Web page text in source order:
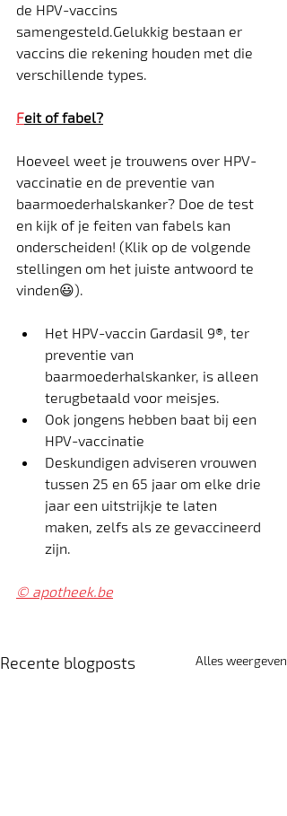
de HPV-vaccins
samengesteld.Gelukkig bestaan er
vaccins die rekening houden met die
verschillende types.
Feit of fabel?
Hoeveel weet je trouwens over HPV-
vaccinatie en de preventie van
baarmoederhalskanker? Doe de test
en kijk of je feiten van fabels kan
onderscheiden! (Klik op de volgende
stellingen om het juiste antwoord te
vinden😃).
Het HPV-vaccin Gardasil 9®, ter
preventie van
baarmoederhalskanker, is alleen
terugbetaald voor meisjes.
Ook jongens hebben baat bij een
HPV-vaccinatie
Deskundigen adviseren vrouwen
tussen 25 en 65 jaar om elke drie
jaar een uitstrijkje te laten
maken, zelfs als ze gevaccineerd
zijn.
© apotheek.be
Recente blogposts Alles weergeven